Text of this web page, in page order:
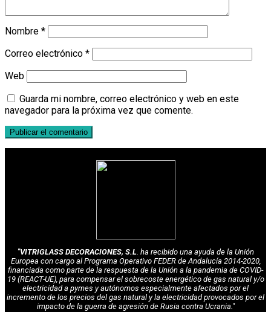
Nombre *
Correo electrónico *
Web
Guarda mi nombre, correo electrónico y web en este
navegador para la próxima vez que comente.
"VITRIGLASS DECORACIONES, S.L. ha recibido una ayuda de la Unión
Europea con cargo al Programa Operativo FEDER de Andalucía 2014-2020,
financiada como parte de la respuesta de la Unión a la pandemia de COVID-
19 (REACT-UE), para compensar el sobrecoste energético de gas natural y/o
electricidad a pymes y autónomos especialmente afectados por el
incremento de los precios del gas natural y la electricidad provocados por el
impacto de la guerra de agresión de Rusia contra Ucrania."